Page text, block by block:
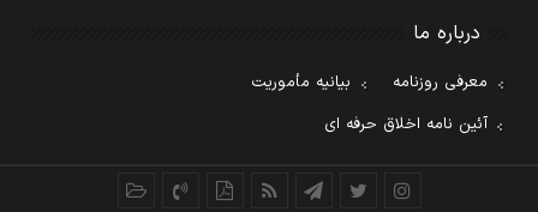
درباره ما
معرفی روزنامه
بیانیه مأموریت
آئین نامه اخلاق حرفه ای